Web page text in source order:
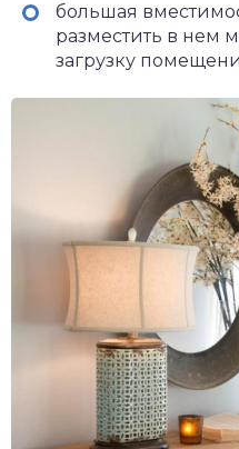
большая
разместить в нем
загрузку